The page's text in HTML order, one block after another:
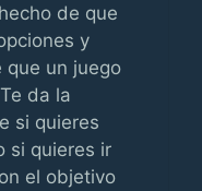
de que
y
un juego
da la
si quieres
si quieres ir
el objetivo